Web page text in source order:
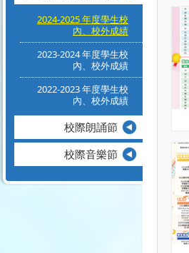
2024-2025 年度學生校
內、校外成績
2023-2024 年度學生校
內、校外成績
2022-2023 年度學生校
內、校外成績
校際朗誦節
校際音樂節